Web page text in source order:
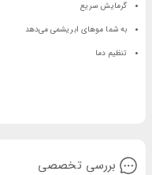
گرمایش سریع
به شما موهای ابریشمی می‌دهد
تنظیم دما
بررسی تخصصی